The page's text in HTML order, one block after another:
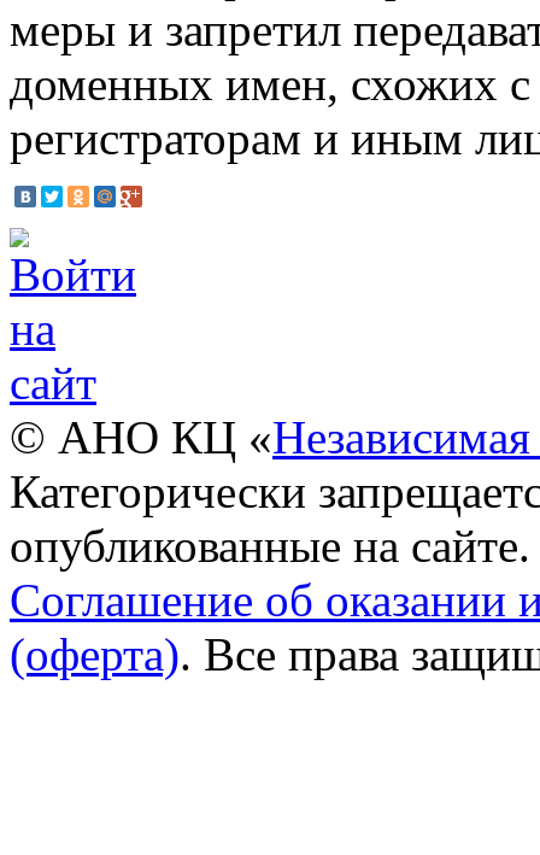
меры и запретил
доменных имен, схожих с
регистраторам и иным
© АНО КЦ «Независимая
Категорически
опубликованные на сайте.
Соглашение об оказании
(оферта). Все права